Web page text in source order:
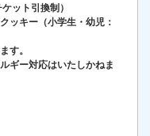
ット引換制）
ッキー（小学生・幼児：
す。
ギー対応はいたしかねま